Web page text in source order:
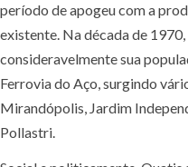
período de apogeu com a
existente. Na década de
consideravelmente sua
Ferrovia do Aço, surgindo
Mirandópolis, Jardim
Pollastri.